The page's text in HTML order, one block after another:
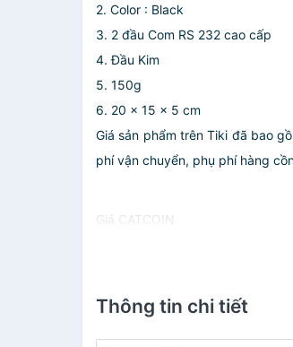
2. Color : Black
3. 2 đầu Com RS 232 cao cấp
4. Đầu Kim
5. 150g
6. 20 x 15 x 5 cm
Giá sản phẩm trên Tiki đã bao
phí vận chuyển, phụ phí hàng
Giá CATCOIN
Thông tin chi tiết